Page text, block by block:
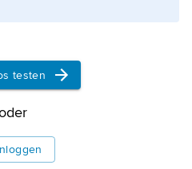
Artikel
testen